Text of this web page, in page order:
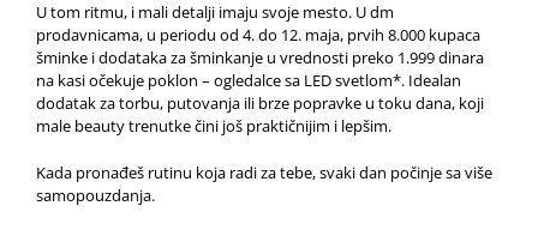
U tom ritmu, i mali detalji imaju svoje mesto. U dm
prodavnicama, u periodu od 4. do 12. maja, prvih 8.000 kupaca
šminke i dodataka za šminkanje u vrednosti preko 1.999 dinara
na kasi očekuje poklon – ogledalce sa LED svetlom*. Idealan
dodatak za torbu, putovanja ili brze popravke u toku dana, koji
male beauty trenutke čini još praktičnijim i lepšim.
Kada pronađeš rutinu koja radi za tebe, svaki dan počinje sa više
samopouzdanja.